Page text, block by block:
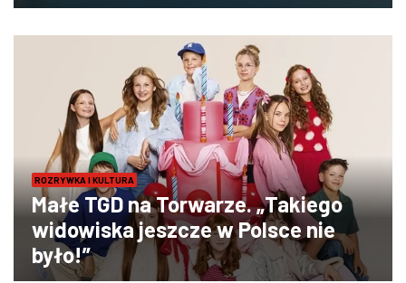
ROZRYWKA I KULTURA
Małe TGD na Torwarze. „Takiego
widowiska jeszcze w Polsce nie
było!”